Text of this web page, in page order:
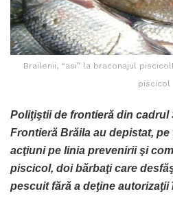
Brailenii, “asi” la braconajul
piscicol
Poliţiştii de frontieră din cadrul
Frontieră Brăila au depistat,
acţiuni pe linia prevenirii şi
piscicol, doi bărbaţi care
pescuit fără a deţine autorizaţii